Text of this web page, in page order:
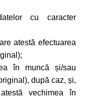
cu caracter
atestă efectuarea
în muncă și/sau
după caz, și,
vechimea în